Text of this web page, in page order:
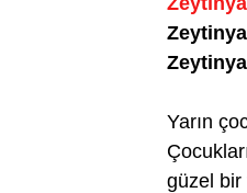
Yarın
güzel bir